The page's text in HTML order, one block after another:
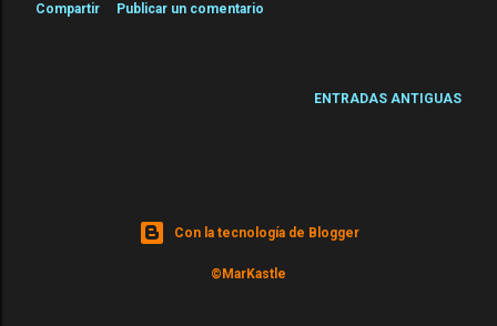
Compartir Publicar un comentario
ENTRADAS ANTIGUAS
Con la tecnología de Blogger
©MarKastle